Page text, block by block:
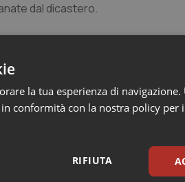
dal dicastero.
la tua esperienza di navigazione.
conformità con la nostra policy per
RIFIUTA